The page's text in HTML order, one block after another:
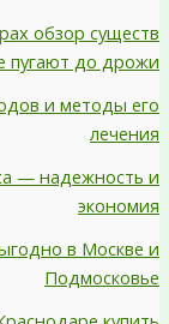
обзор существ
пугают до дрожи
и методы его
лечения
— надежность и
экономия
в Москве и
Подмосковье